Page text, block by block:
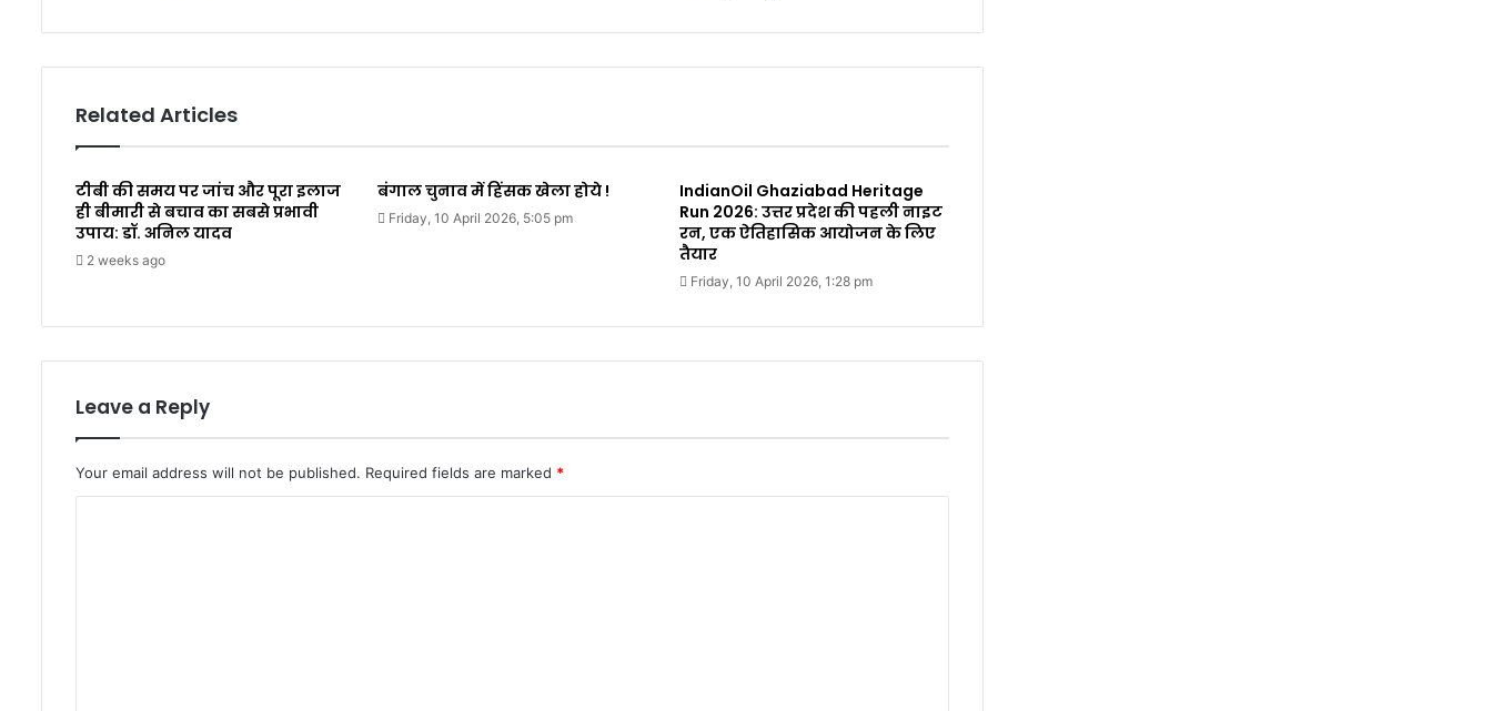
Related Articles
टीबी की समय पर जांच और पूरा इलाज
ही बीमारी से बचाव का सबसे प्रभावी
उपाय: डॉ. अनिल यादव
2 weeks ago
बंगाल चुनाव में हिंसक खेला होये !
Friday, 10 April 2026, 5:05 pm
IndianOil Ghaziabad Heritage
Run 2026: उत्तर प्रदेश की पहली नाइट
रन, एक ऐतिहासिक आयोजन के लिए
तैयार
Friday, 10 April 2026, 1:28 pm
Leave a Reply
Your email address will not be published. Required fields are marked *